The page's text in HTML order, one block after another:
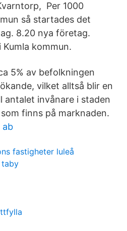
Per 1000
så startades det
8.20 nya företag.
kommun.
5% av befolkningen
vilket alltså blir en
antalet invånare i staden
finns på marknaden.
ab
fastigheter luleå